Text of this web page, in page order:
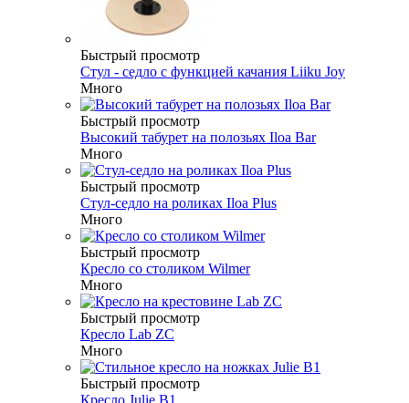
Быстрый просмотр
Стул - седло с функцией качания Liiku Joy
Много
Быстрый просмотр
Высокий табурет на полозьях Iloa Bar
Много
Быстрый просмотр
Стул-седло на роликах Iloa Plus
Много
Быстрый просмотр
Кресло со столиком Wilmer
Много
Быстрый просмотр
Кресло Lab ZC
Много
Быстрый просмотр
Кресло Julie B1